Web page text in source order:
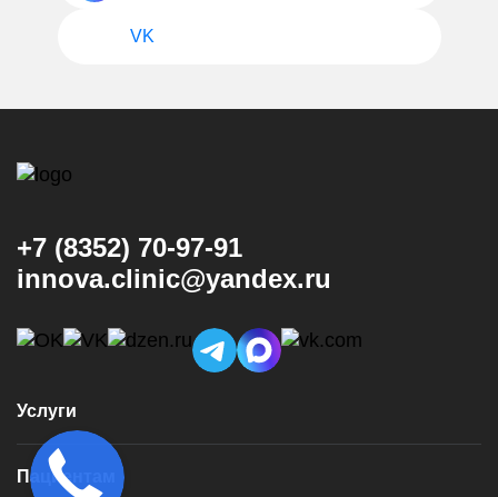
VK
+7 (8352) 70-97-91
innova.clinic@yandex.ru
Услуги
Консультация и диагностика
Пациентам